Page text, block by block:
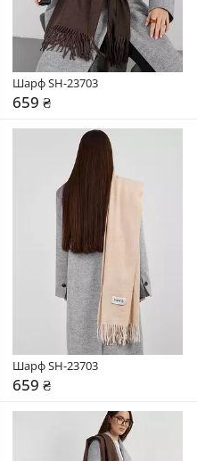
Шарф SH-23703
659 ₴
Шарф SH-23703
659 ₴